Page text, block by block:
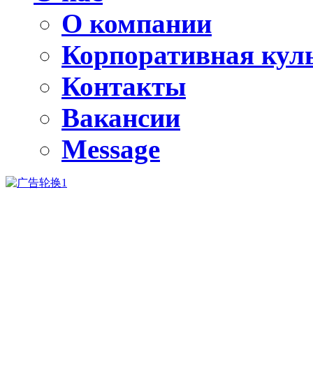
О компании
Корпоративная
Контакты
Вакансии
Message